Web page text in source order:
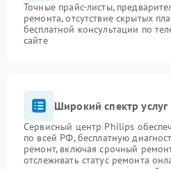
Точные прайс-листы,
ремонта, отсутствие скрытых
бесплатной консультации по
сайте
Широкий спектр услуг
Сервисный центр Philips
по всей РФ, бесплатную
ремонт, включая срочный
отслеживать статус ремонта